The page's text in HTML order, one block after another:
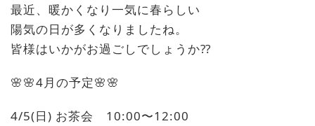
最近、暖かくなり一気に春らしい
陽気の日が多くなりましたね。
皆様はいかがお過ごしでしょうか⁇
🌸🌸4月の予定🌸🌸
4/5(日) お茶会 10:00〜12:00